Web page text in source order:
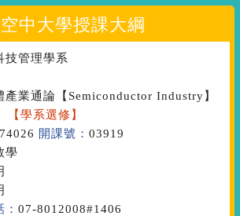
中大學授課大綱
技管理學系
產業通論 【Semiconductor Industry】
【學系選修】
開課號： 03919
學
07-8012008#1406